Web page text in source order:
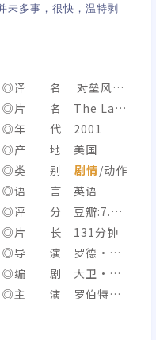
未多事，很快，温特剥
◎译 名 对垒风暴
/ 叛将风云 / 铁狱暗战
◎片 名 The Last
Castle
◎年 代 2001
◎产 地 美国
◎类 别 剧情/动作
◎语 言 英语
◎评 分 豆瓣:7.8/I
MDb:6.9
◎片 长 131分钟
◎导 演 罗德·拉
里
◎编 剧 大卫·斯
卡尔帕/格雷厄姆·约斯
◎主 演 罗伯特·